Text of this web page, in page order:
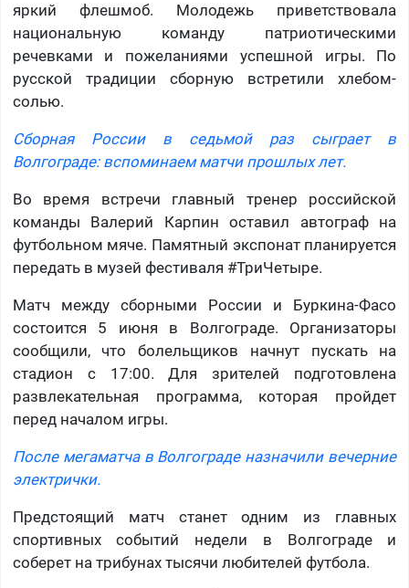
яркий флешмоб. Молодежь приветствовала
национальную команду патриотическими
речевками и пожеланиями успешной игры. По
русской традиции сборную встретили хлебом-
солью.
Сборная России в седьмой раз сыграет в
Волгограде: вспоминаем матчи прошлых лет.
Во время встречи главный тренер российской
команды Валерий Карпин оставил автограф на
футбольном мяче. Памятный экспонат планируется
передать в музей фестиваля #ТриЧетыре.
Матч между сборными России и Буркина-Фасо
состоится 5 июня в Волгограде. Организаторы
сообщили, что болельщиков начнут пускать на
стадион с 17:00. Для зрителей подготовлена
развлекательная программа, которая пройдет
перед началом игры.
После мегаматча в Волгограде назначили вечерние
электрички.
Предстоящий матч станет одним из главных
спортивных событий недели в Волгограде и
соберет на трибунах тысячи любителей футбола.